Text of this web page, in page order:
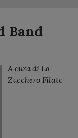
Band
A cura di Lo
Zucchero Filato